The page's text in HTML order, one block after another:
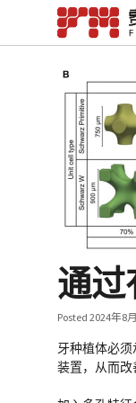
通过
Posted2024年8
牙种植体必
装置，从而改